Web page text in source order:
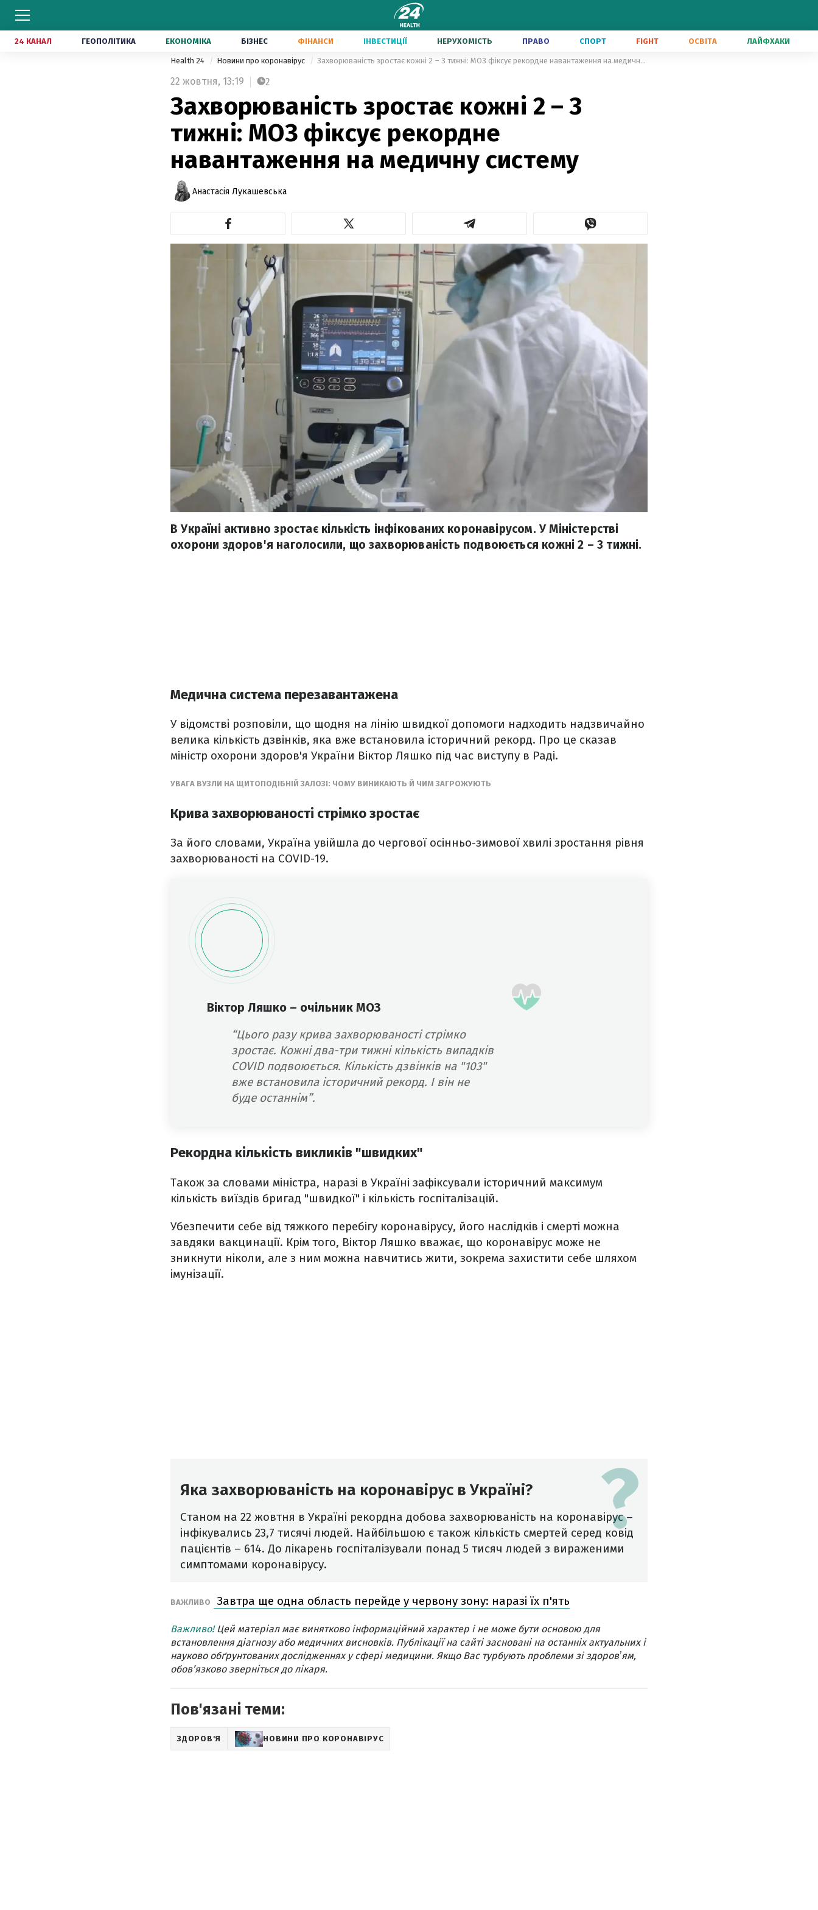
24 КАНАЛ ГЕОПОЛІТИКА ЕКОНОМІКА БІЗНЕС ФІНАНСИ ІНВЕСТИЦІЇ НЕРУХОМІСТЬ ПРАВО СПОРТ FIGHT ОСВІТА ЛАЙФХАКИ
Health 24 Новини про коронавірус Захворюваність зростає кожні 2 – 3 тижні: МОЗ фіксує рекордне навантаження на медичну систему
22 жовтня, 13:19 2
Захворюваність зростає кожні 2 – 3
тижні: МОЗ фіксує рекордне
навантаження на медичну систему
Анастасія Лукашевська
В Україні активно зростає кількість інфікованих коронавірусом. У Міністерстві
охорони здоров'я наголосили, що захворюваність подвоюється кожні 2 – 3 тижні.
Медична система перезавантажена
У відомстві розповіли, що щодня на лінію швидкої допомоги надходить надзвичайно
велика кількість дзвінків, яка вже встановила історичний рекорд. Про це сказав
міністр охорони здоров'я України Віктор Ляшко під час виступу в Раді.
УВАГА ВУЗЛИ НА ЩИТОПОДІБНІЙ ЗАЛОЗІ: ЧОМУ ВИНИКАЮТЬ Й ЧИМ ЗАГРОЖУЮТЬ
Крива захворюваності стрімко зростає
За його словами, Україна увійшла до чергової осінньо-зимової хвилі зростання рівня
захворюваності на COVID-19.
Віктор Ляшко – очільник МОЗ
“Цього разу крива захворюваності стрімко
зростає. Кожні два-три тижні кількість випадків
COVID подвоюється. Кількість дзвінків на "103"
вже встановила історичний рекорд. І він не
буде останнім”.
Рекордна кількість викликів "швидких"
Також за словами міністра, наразі в Україні зафіксували історичний максимум
кількість виїздів бригад "швидкої" і кількість госпіталізацій.
Убезпечити себе від тяжкого перебігу коронавірусу, його наслідків і смерті можна
завдяки вакцинації. Крім того, Віктор Ляшко вважає, що коронавірус може не
зникнути ніколи, але з ним можна навчитись жити, зокрема захистити себе шляхом
імунізації.
Яка захворюваність на коронавірус в Україні?
Станом на 22 жовтня в Україні рекордна добова захворюваність на коронавірус –
інфікувались 23,7 тисячі людей. Найбільшою є також кількість смертей серед ковід
пацієнтів – 614. До лікарень госпіталізували понад 5 тисяч людей з вираженими
симптомами коронавірусу.
ВАЖЛИВО Завтра ще одна область перейде у червону зону: наразі їх п'ять
Важливо!Цей матеріал має винятково інформаційний характер і не може бути основою для
встановлення діагнозу або медичних висновків. Публікації на сайті засновані на останніх актуальних і
науково обґрунтованих дослідженнях у сфері медицини. Якщо Вас турбують проблеми зі здоровʼям,
обов’язково зверніться до лікаря.
Пов'язані теми:
ЗДОРОВ'Я НОВИНИ ПРО КОРОНАВІРУС